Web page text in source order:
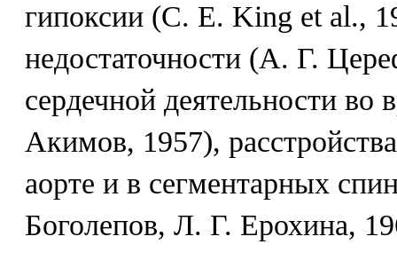
гипоксии (С. Е. King et al.,
недостаточности (А. Г.
сердечной деятельности
Акимов, 1957),
аорте и в сегментарных
Боголепов, Л. Г. Ерохина,